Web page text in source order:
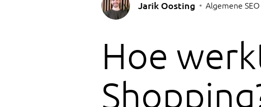
Jarik Oosting Algemene
Hoe